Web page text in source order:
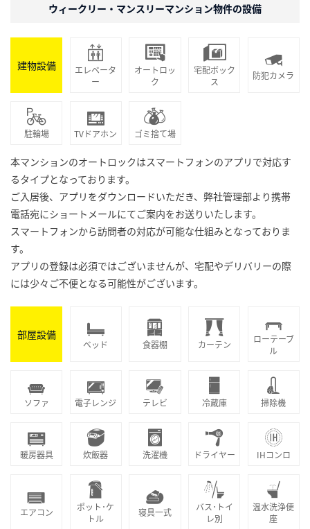
ウィークリー・マンスリーマンション物件の設備
建物設備
エレベータ
ー
オートロッ
ク
宅配ボック
ス
防犯カメラ
駐輪場 TVドアホン ゴミ捨て場
本マンションのオートロックはスマートフォンのアプリで対応す
るタイプとなっております。
ご入居後、アプリをダウンロードいただき、弊社管理部より携帯
電話宛にショートメールにてご案内をお送りいたします。
スマートフォンから訪問者の対応が可能な仕組みとなっておりま
す。
アプリの登録は必須ではございませんが、宅配やデリバリーの際
には少々ご不便となる可能性がございます。
部屋設備
ベッド 食器棚 カーテン
ローテーブ
ル
ソファ 電子レンジ テレビ 冷蔵庫 掃除機
暖房器具 炊飯器 洗濯機 ドライヤー IHコンロ
エアコン
ポット･ケ
トル
寝具一式
バス･トイ
レ別
温水洗浄便
座